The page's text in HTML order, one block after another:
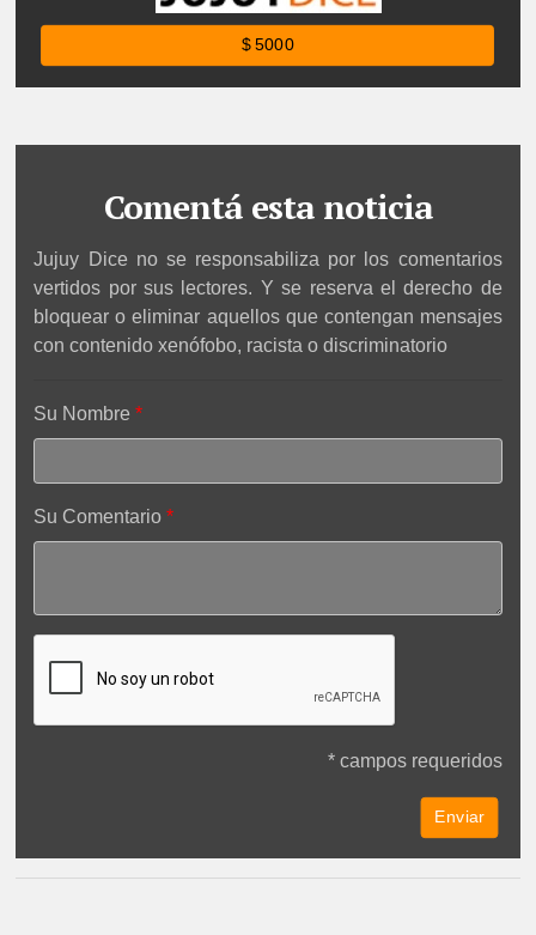
$ 5000
Comentá esta noticia
Jujuy Dice no se responsabiliza por los comentarios
vertidos por sus lectores. Y se reserva el derecho de
bloquear o eliminar aquellos que contengan mensajes
con contenido xenófobo, racista o discriminatorio
Su Nombre
Su Comentario
* campos requeridos